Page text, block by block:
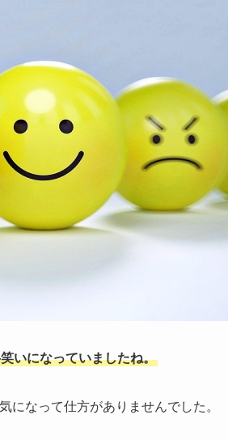
いになっていましたね。
になって仕方がありませんでした。